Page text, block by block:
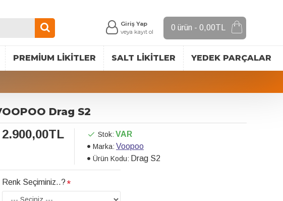
Giriş Yap
veya kayıt ol
0 ürün - 0,00TL
PREMIUM LIKITLER SALT LIKITLER YEDEK PARÇALAR
Drag S2
2.900,00TL Stok: VAR
Marka: Voopoo
Ürün Kodu: Drag S2
Renk Seçiminiz..?